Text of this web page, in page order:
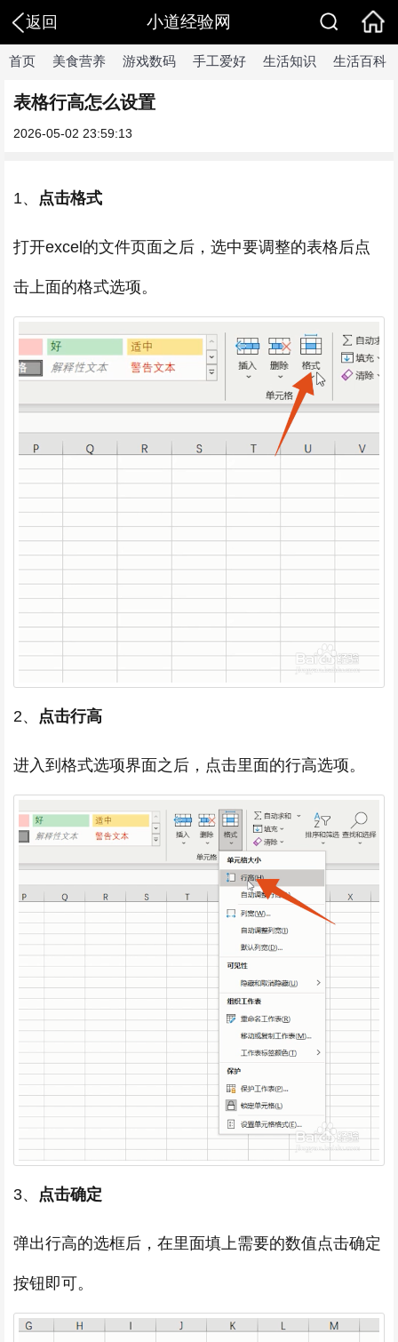
返回 小道经验网
首页 美食营养 游戏数码 手工爱好 生活知识 生活百科
表格行高怎么设置
2026-05-02 23:59:13
1、 点击格式
打开excel的文件页面之后，选中要调整的表格后点
击上面的格式选项。
2、 点击行高
进入到格式选项界面之后，点击里面的行高选项。
3、 点击确定
弹出行高的选框后，在里面填上需要的数值点击确定
按钮即可。